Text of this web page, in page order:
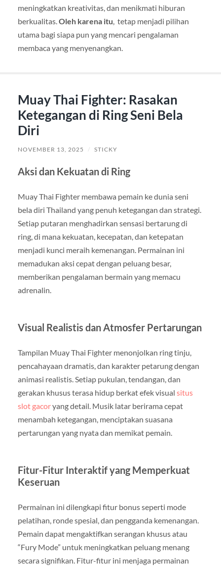
meningkatkan kreativitas, dan menikmati hiburan
berkualitas.Oleh karena itu, tetap menjadi pilihan
utama bagi siapa pun yang mencari pengalaman
membaca yang menyenangkan.
Muay Thai Fighter: Rasakan
Ketegangan di Ring Seni Bela
Diri
NOVEMBER 13, 2025 / STICKY
Aksi dan Kekuatan di Ring
Muay Thai Fighter membawa pemain ke dunia seni
bela diri Thailand yang penuh ketegangan dan strategi.
Setiap putaran menghadirkan sensasi bertarung di
ring, di mana kekuatan, kecepatan, dan ketepatan
menjadi kunci meraih kemenangan. Permainan ini
memadukan aksi cepat dengan peluang besar,
memberikan pengalaman bermain yang memacu
adrenalin.
Visual Realistis dan Atmosfer Pertarungan
Tampilan Muay Thai Fighter menonjolkan ring tinju,
pencahayaan dramatis, dan karakter petarung dengan
animasi realistis. Setiap pukulan, tendangan, dan
gerakan khusus terasa hidup berkat efek visual situs
slot gacoryang detail. Musik latar berirama cepat
menambah ketegangan, menciptakan suasana
pertarungan yang nyata dan memikat pemain.
Fitur-Fitur Interaktif yang Memperkuat
Keseruan
Permainan ini dilengkapi fitur bonus seperti mode
pelatihan, ronde spesial, dan pengganda kemenangan.
Pemain dapat mengaktifkan serangan khusus atau
“Fury Mode” untuk meningkatkan peluang menang
secara signifikan. Fitur-fitur ini menjaga permainan